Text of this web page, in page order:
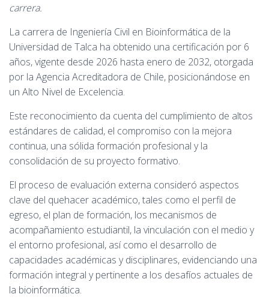
carrera.
La carrera de Ingeniería Civil en Bioinformática de la
Universidad de Talca ha obtenido una certificación por 6
años, vigente desde 2026 hasta enero de 2032, otorgada
por la Agencia Acreditadora de Chile, posicionándose en
un Alto Nivel de Excelencia.
Este reconocimiento da cuenta del cumplimiento de altos
estándares de calidad, el compromiso con la mejora
continua, una sólida formación profesional y la
consolidación de su proyecto formativo.
El proceso de evaluación externa consideró aspectos
clave del quehacer académico, tales como el perfil de
egreso, el plan de formación, los mecanismos de
acompañamiento estudiantil, la vinculación con el medio y
el entorno profesional, así como el desarrollo de
capacidades académicas y disciplinares, evidenciando una
formación integral y pertinente a los desafíos actuales de
la bioinformática.